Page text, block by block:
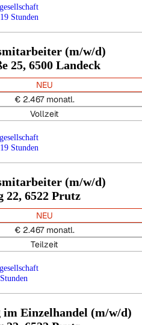
19 Stunden
(m/w/d)
25, 6500 Landeck
NEU
€ 2.467 monatl.
Vollzeit
19 Stunden
(m/w/d)
22, 6522 Prutz
NEU
€ 2.467 monatl.
Teilzeit
Einzelhandel (m/w/d)